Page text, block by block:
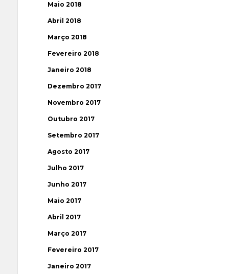
Maio 2018
Abril 2018
Março 2018
Fevereiro 2018
Janeiro 2018
Dezembro 2017
Novembro 2017
Outubro 2017
Setembro 2017
Agosto 2017
Julho 2017
Junho 2017
Maio 2017
Abril 2017
Março 2017
Fevereiro 2017
Janeiro 2017